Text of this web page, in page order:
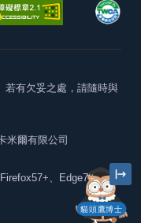
貓頭鷹博士
若有欠妥之處，請隨時與
米爾有限公司
、Edge79+及